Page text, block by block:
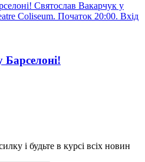
Святослав Вакарчук у
Coliseum. Початок 20:00. Вхід
і будьте в курсі всіх новин